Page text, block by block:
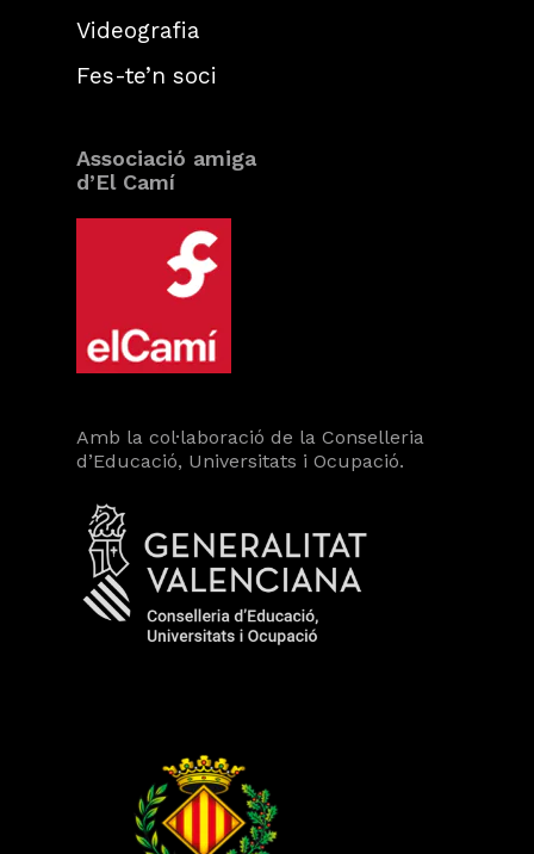
Videografia
Fes-te’n soci
Associació amiga
d’El Camí
Amb la col·laboració de la Conselleria
d’Educació, Universitats i Ocupació.